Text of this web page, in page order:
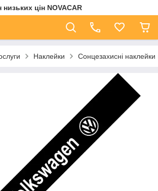
низьких цін NOVACAR
Наклейки Сонцезахисні